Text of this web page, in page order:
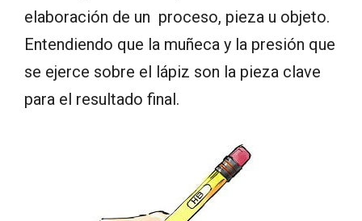
elaboración de un proceso, pieza u objeto.
Entendiendo que la muñeca y la presión que
se ejerce sobre el lápiz son la pieza clave
para el resultado final.